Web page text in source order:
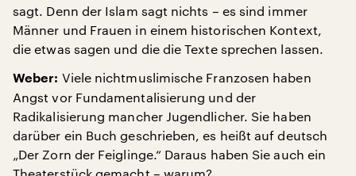
sagt. Denn der Islam sagt nichts – es sind immer
Männer und Frauen in einem historischen Kontext,
die etwas sagen und die die Texte sprechen lassen.
Weber: Viele nichtmuslimische Franzosen haben
Angst vor Fundamentalisierung und der
Radikalisierung mancher Jugendlicher. Sie haben
darüber ein Buch geschrieben, es heißt auf deutsch
„Der Zorn der Feiglinge.“ Daraus haben Sie auch ein